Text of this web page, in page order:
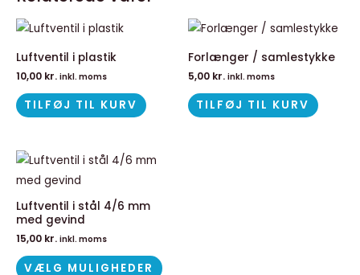
Luftventil i plastik
10,00 kr. inkl. moms
TILFØJ TIL KURV
Forlænger / samlestykke
5,00 kr. inkl. moms
TILFØJ TIL KURV
Luftventil i stål 4/6 mm
med gevind
15,00 kr. inkl. moms
VÆLG MULIGHEDER
Mulighederne